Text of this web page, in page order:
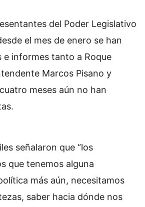
del Poder Legislativo
el mes de enero se han
e informes tanto a Roque
Marcos Pisano y
meses aún no han
señalaron que “los
que tenemos alguna
más aún, necesitamos
saber hacia dónde nos